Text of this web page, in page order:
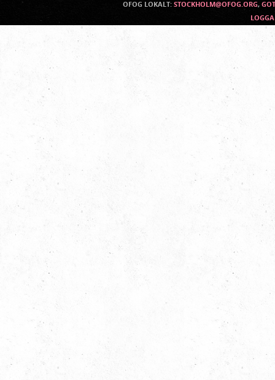
OFOG LOKALT: STOCKHOLM@OFOG.ORG,